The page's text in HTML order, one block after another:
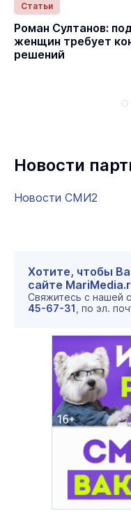
Статьи
Роман Султанов:
женщин требует
решений
Новости
Новости СМИ2
Хотите, чтобы
сайте
Свяжитесь с нашей
45-67-31 , по эл.